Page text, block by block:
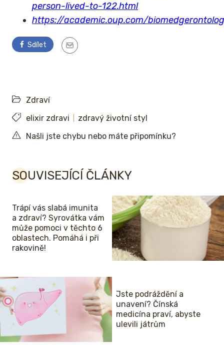
person-lived-to-122.html
https://academic.oup.com/
Sdílet
Zdraví
elixir zdravi
zdravý životní styl
Našli jste chybu nebo máte připomínku?
SOUVISEJÍCÍ ČLÁNKY
Trápí vás slabá imunita
a zdraví? Syrovátka vám
může pomoci v těchto 6
oblastech. Pomáhá i při
rakovině!
Jste podráždění a
unavení? Čínská
medicína praví, abyste
ulevili játrům